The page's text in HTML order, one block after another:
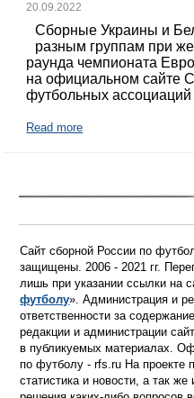
20.09.2022
Сборные Украины и
разным группам при
раунда чемпионата
на официальном сайте
футбольных
Read more
Сайт сборной России по
защищены. 2006 - 2021 гг.
лишь при указании ссылки на
футболу». Администрация и
ответственности за
редакции и администрации
в публикуемых материалах.
по футболу - rfs.ru На проекте
статистика и новости, а так